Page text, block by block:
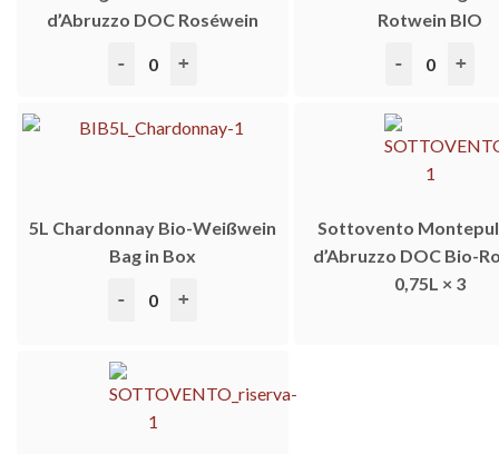
d’Abruzzo DOC Roséwein
Rotwein BIO
5L Chardonnay Bio-Weißwein
Bag in Box
5L Chardonnay Bio-Weißwein Bag in Box Menge
Sottovento
d’Abruzzo DOC Bio-
0,75L × 3